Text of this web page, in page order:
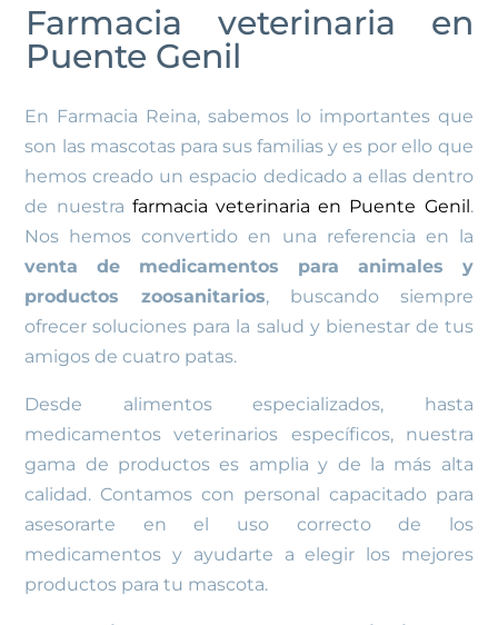
Farmacia veterinaria en
Puente Genil
En Farmacia Reina, sabemos lo importantes que
son las mascotas para sus familias y es por ello que
hemos creado un espacio dedicado a ellas dentro
de nuestra farmacia veterinaria en Puente Genil.
Nos hemos convertido en una referencia en la
venta de medicamentos para animales y
productos zoosanitarios, buscando siempre
ofrecer soluciones para la salud y bienestar de tus
amigos de cuatro patas.
Desde alimentos especializados, hasta
medicamentos veterinarios específicos, nuestra
gama de productos es amplia y de la más alta
calidad. Contamos con personal capacitado para
asesorarte en el uso correcto de los
medicamentos y ayudarte a elegir los mejores
productos para tu mascota.